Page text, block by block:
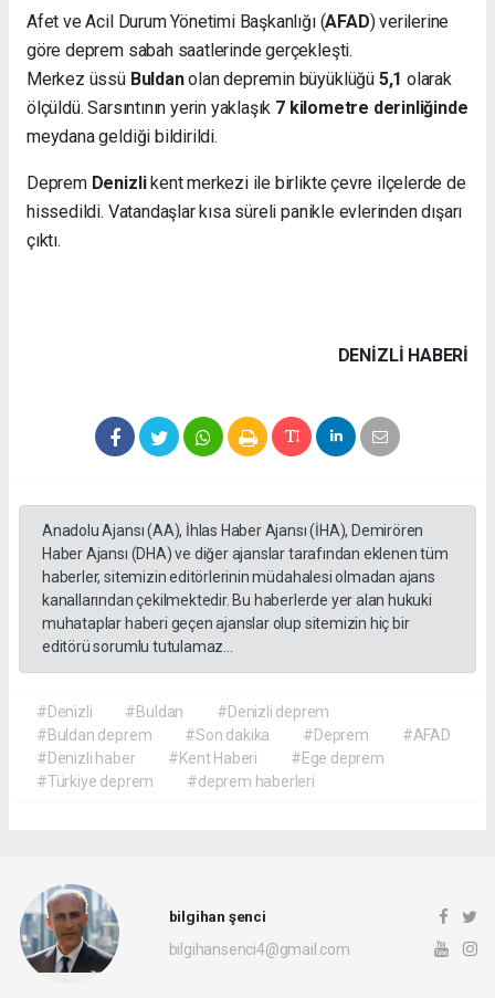
Afet ve Acil Durum Yönetimi Başkanlığı (AFAD) verilerine
göre deprem sabah saatlerinde gerçekleşti.
Merkez üssü Buldanolan depremin büyüklüğü 5,1 olarak
ölçüldü. Sarsıntının yerin yaklaşık 7 kilometre derinliğinde
meydana geldiği bildirildi.
Deprem Denizlikent merkezi ile birlikte çevre ilçelerde de
hissedildi. Vatandaşlar kısa süreli panikle evlerinden dışarı
çıktı.
DENIZLI HABERİ
Anadolu Ajansı (AA), İhlas Haber Ajansı (İHA), Demirören
Haber Ajansı (DHA) ve diğer ajanslar tarafından eklenen tüm
haberler, sitemizin editörlerinin müdahalesi olmadan ajans
kanallarından çekilmektedir. Bu haberlerde yer alan hukuki
muhataplar haberi geçen ajanslar olup sitemizin hiç bir
editörü sorumlu tutulamaz...
#Denizli #Buldan
#Denizli deprem
#Buldan deprem
#Son dakika #Deprem
#AFAD
#Denizli haber
#Kent Haberi
#Ege deprem
#Türkiye deprem
#deprem haberleri
bilgihan şenci
bilgihansenci4@gmail.com